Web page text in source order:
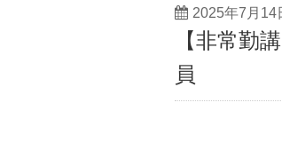
2025年7月14
【非常勤
員